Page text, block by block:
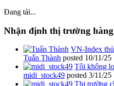
Đang tải...
Nhận định thị trường
VN-Index
Tuấn Thành posted 10/11/25
Tôi không
midi_stock49 posted 3/11/25
Thị trường